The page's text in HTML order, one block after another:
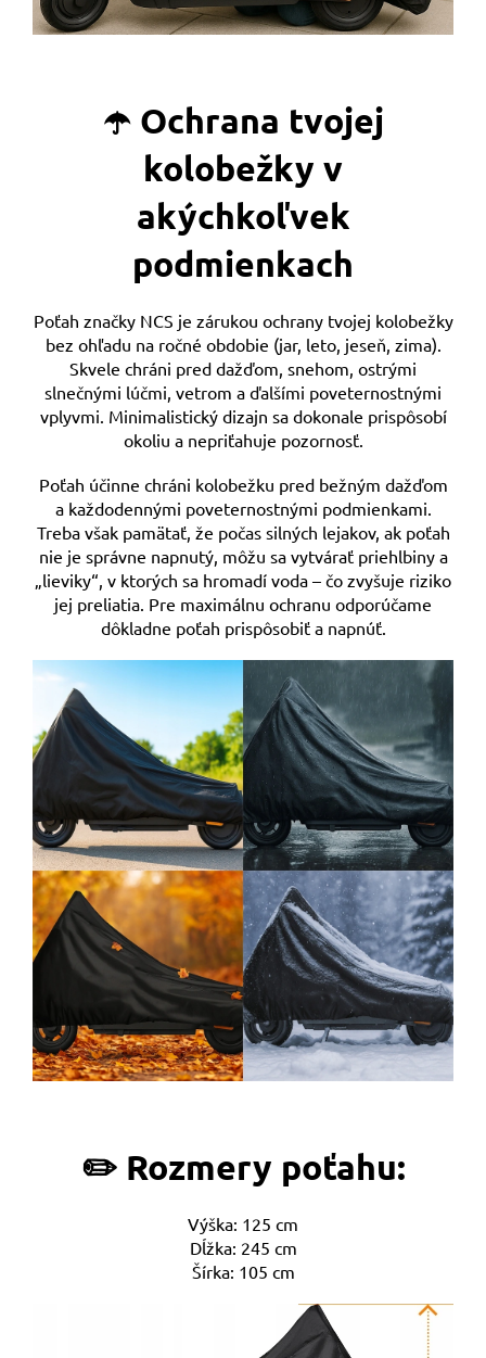
☂️ Ochrana tvojej
kolobežky v
akýchkoľvek
podmienkach
Poťah značky NCS je zárukou ochrany tvojej kolobežky
bez ohľadu na ročné obdobie (jar, leto, jeseň, zima).
Skvele chráni pred dažďom, snehom, ostrými
slnečnými lúčmi, vetrom a ďalšími poveternostnými
vplyvmi. Minimalistický dizajn sa dokonale prispôsobí
okoliu a nepriťahuje pozornosť.
Poťah účinne chráni kolobežku pred bežným dažďom
a každodennými poveternostnými podmienkami.
Treba však pamätať, že počas silných lejakov, ak poťah
nie je správne napnutý, môžu sa vytvárať priehlbiny a
„lieviky“, v ktorých sa hromadí voda – čo zvyšuje riziko
jej preliatia. Pre maximálnu ochranu odporúčame
dôkladne poťah prispôsobiť a napnúť.
✏️ Rozmery poťahu:
Výška: 125 cm
Dĺžka: 245 cm
Šírka: 105 cm